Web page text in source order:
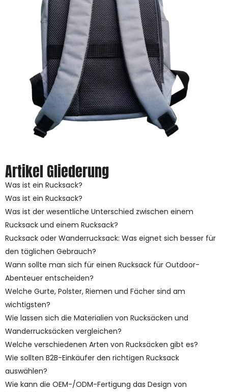
Artikel Gliederung
Was ist ein Rucksack?
Was ist ein Rucksack?
Was ist der wesentliche Unterschied zwischen einem
Rucksack und einem Rucksack?
Rucksack oder Wanderrucksack: Was eignet sich besser für
den täglichen Gebrauch?
Wann sollte man sich für einen Rucksack für Outdoor-
Abenteuer entscheiden?
Welche Gurte, Polster, Riemen und Fächer sind am
wichtigsten?
Wie lassen sich die Materialien von Rucksäcken und
Wanderrucksäcken vergleichen?
Welche verschiedenen Arten von Rucksäcken gibt es?
Wie sollten B2B-Einkäufer den richtigen Rucksack
auswählen?
Wie kann die OEM-/ODM-Fertigung das Design von